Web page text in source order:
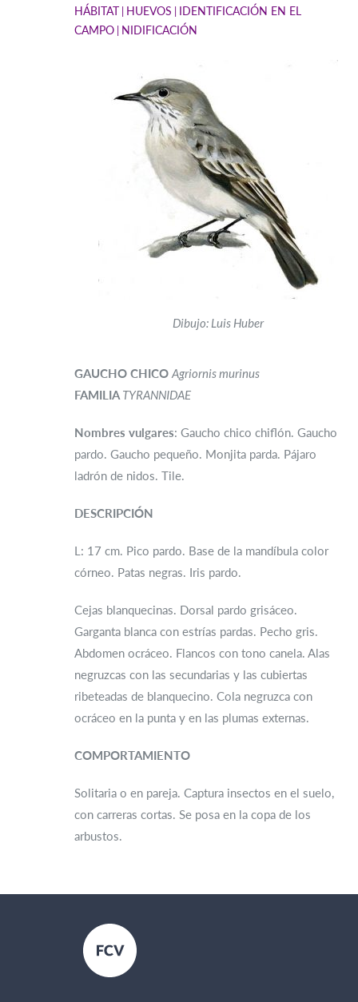
HÁBITAT HUEVOS
IDENTIFICACIÓN EN EL
CAMPO NIDIFICACIÓN
Dibujo: Luis Huber
GAUCHO CHICO Agriornis murinus
FAMILIA TYRANNIDAE
Nombres vulgares: Gaucho chico chiflón. Gaucho
pardo. Gaucho pequeño. Monjita parda. Pájaro
ladrón de nidos. Tile.
DESCRIPCIÓN
L: 17 cm. Pico pardo. Base de la mandíbula color
córneo. Patas negras. Iris pardo.
Cejas blanquecinas. Dorsal pardo grisáceo.
Garganta blanca con estrías pardas. Pecho gris.
Abdomen ocráceo. Flancos con tono canela. Alas
negruzcas con las secundarias y las cubiertas
ribeteadas de blanquecino. Cola negruzca con
ocráceo en la punta y en las plumas externas.
COMPORTAMIENTO
Solitaria o en pareja. Captura insectos en el suelo,
con carreras cortas. Se posa en la copa de los
arbustos.